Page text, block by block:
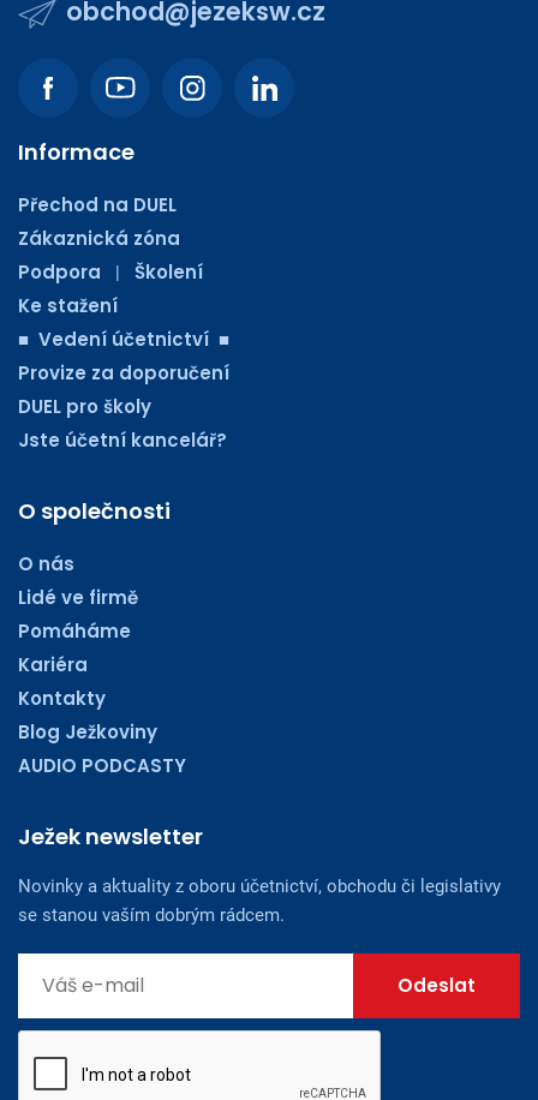
obchod@jezeksw.cz
Informace
Přechod na DUEL
Zákaznická zóna
Podpora
| Školení
Ke stažení
■ Vedení účetnictví ■
Provize za doporučení
DUEL pro školy
Jste účetní kancelář?
O společnosti
O nás
Lidé ve firmě
Pomáháme
Kariéra
Kontakty
Blog Ježkoviny
AUDIO PODCASTY
Ježek newsletter
Novinky a aktuality z oboru účetnictví, obchodu či legislativy
se stanou vaším dobrým rádcem.